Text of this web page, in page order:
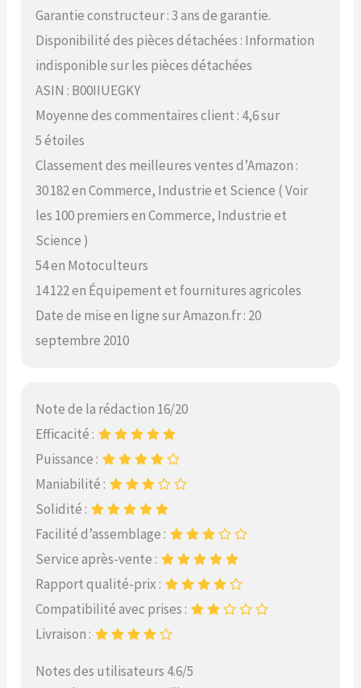
Garantie constructeur : 3 ans de garantie.
Disponibilité des pièces détachées : Information
indisponible sur les pièces détachées
ASIN : B00IIUEGKY
Moyenne des commentaires client : 4,6 sur
5 étoiles
Classement des meilleures ventes d’Amazon :
30 182 en Commerce, Industrie et Science ( Voir
les 100 premiers en Commerce, Industrie et
Science )
54 en Motoculteurs
14 122 en Équipement et fournitures agricoles
Date de mise en ligne sur Amazon.fr : 20
septembre 2010
Note de la rédaction 16/20
Efficacité :
Puissance :
Maniabilité :
Solidité :
Facilité d’assemblage :
Service après-vente :
Rapport qualité-prix :
Compatibilité avec prises :
Livraison :
Notes des utilisateurs 4.6/5